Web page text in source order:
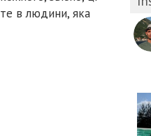
в людини, яка